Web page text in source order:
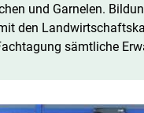
und Garnelen.
den
sämtliche